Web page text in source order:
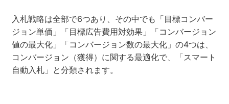
入札戦略は全部で6つあり、その中でも「目標コンバー
ジョン単価」「目標広告費用対効果」「コンバージョン
値の最大化」「コンバージョン数の最大化」の4つは、
コンバージョン（獲得）に関する最適化で、「スマート
自動入札」と分類されます。